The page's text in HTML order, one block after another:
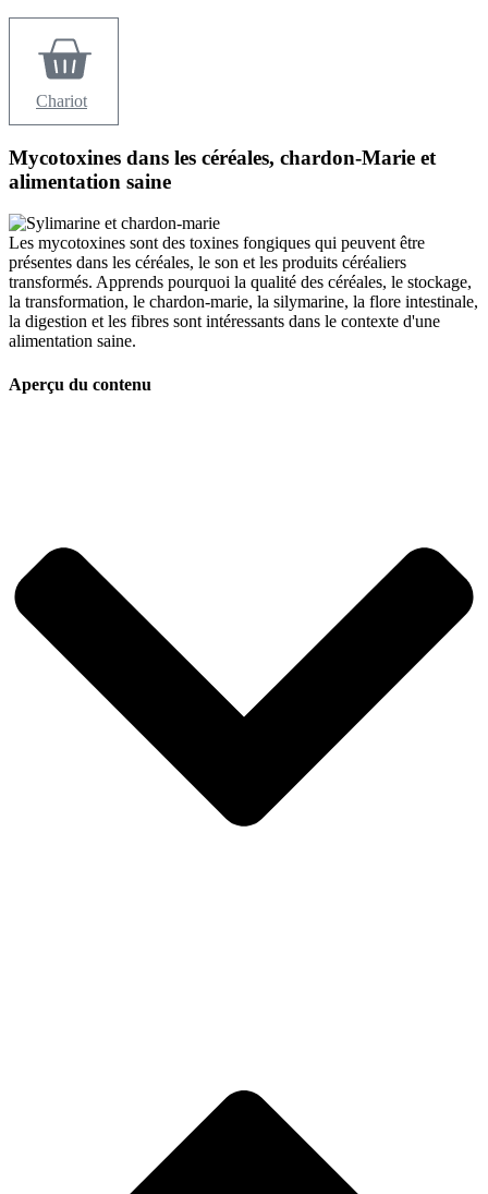
Chariot
Mycotoxines dans les céréales, chardon-Marie et
alimentation saine
Les mycotoxines sont des toxines fongiques qui peuvent être
présentes dans les céréales, le son et les produits céréaliers
transformés. Apprends pourquoi la qualité des céréales, le stockage,
la transformation, le chardon-marie, la silymarine, la flore intestinale,
la digestion et les fibres sont intéressants dans le contexte d'une
alimentation saine.
Aperçu du contenu